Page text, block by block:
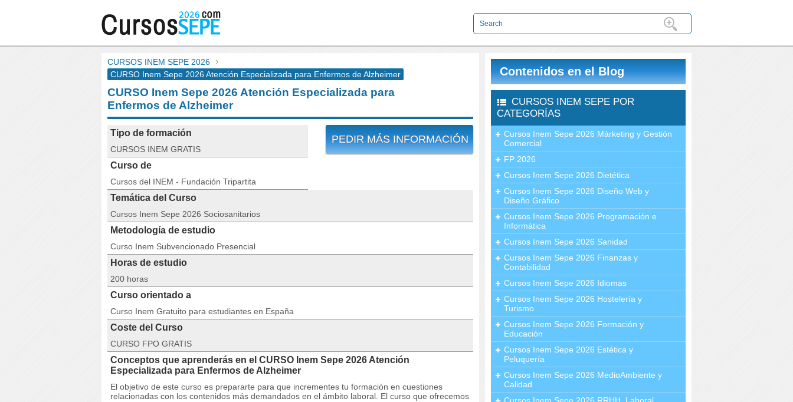
CURSOS INEM SEPE 2026
CURSO Inem Sepe 2026 Atención Especializada para Enfermos de Alzheimer
CURSO Inem Sepe 2026 Atención Especializada para
Enfermos de Alzheimer
PEDIR MÁS INFORMACIÓN
Tipo de formación
CURSOS INEM GRATIS
Curso de
Cursos del INEM - Fundación Tripartita
Temática del Curso
Cursos Inem Sepe 2026 Sociosanitarios
Metodología de estudio
Curso Inem Subvencionado Presencial
Horas de estudio
200 horas
Curso orientado a
Curso Inem Gratuito para estudiantes en España
Coste del Curso
CURSO FPO GRATIS
Conceptos que aprenderás en el CURSO Inem Sepe 2026 Atención
Especializada para Enfermos de Alzheimer
El objetivo de este curso es prepararte para que incrementes tu formación en cuestiones
relacionadas con los contenidos más demandados en el ámbito laboral. El curso que ofrecemos
Contenidos en el Blog
CURSOS INEM SEPE POR
CATEGORÍAS
Cursos Inem Sepe 2026 Márketing y Gestión
Comercial
FP 2026
Cursos Inem Sepe 2026 Dietética
Cursos Inem Sepe 2026 Diseño Web y
Diseño Gráfico
Cursos Inem Sepe 2026 Programación e
Informática
Cursos Inem Sepe 2026 Sanidad
Cursos Inem Sepe 2026 Finanzas y
Contabilidad
Cursos Inem Sepe 2026 Idiomas
Cursos Inem Sepe 2026 Hostelería y
Turismo
Cursos Inem Sepe 2026 Formación y
Educación
Cursos Inem Sepe 2026 Estética y
Peluquería
Cursos Inem Sepe 2026 MedioAmbiente y
Calidad